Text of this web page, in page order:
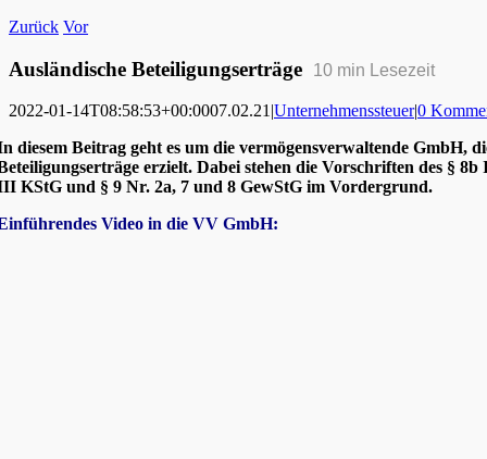
Zurück Vor
Ausländische Beteiligungserträge 10 min Lesezeit
2022-01-14T08:58:53+00:0007.02.21|Unternehmenssteuer|0
diesem Beitrag geht es um die vermögensverwaltende GmbH,
erzielt. Dabei stehen die Vorschriften des §
KStG und § 9 Nr. 2a, 7 und 8 GewStG im Vordergrund.
Video in die VV GmbH: